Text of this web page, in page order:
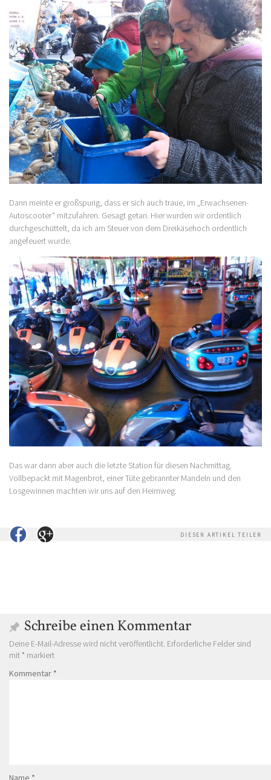
Dann meinte er großspurig, dass er sich auch traue, im „Erwachsenen-
Autoscooter“ mitzufahren. Gesagt getan. Hier wurden wir ordentlich
durchgeschüttelt, da ich am Steuer von dem Dreikäsehoch ordentlich
angefeuert wurde.
Das war dann aber auch die letzte Station für diesen Nachmittag.
Vollbepackt mit Magenbrot, einer Tüte gebrannter Mandeln und den
Losgewinnen machten wir uns auf den Heimweg.
DIESEN ARTIKEL TEILEN
Schreibe einen Kommentar
Deine E-Mail-Adresse wird nicht veröffentlicht. Erforderliche Felder sind
mit * markiert
Kommentar *